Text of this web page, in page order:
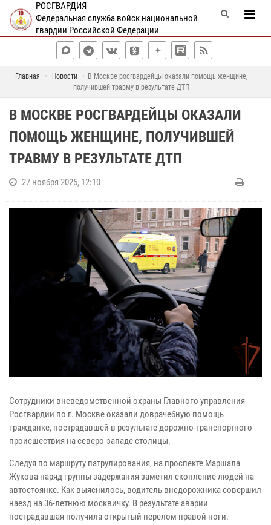
РОСГВАРДИЯ
Федеральная служба войск национальной
гвардии Российской Федерации
Главная Новости
В Москве росгвардейцы оказали помощь женщине,
получившей травму в результате ДТП
В МОСКВЕ РОСГВАРДЕЙЦЫ ОКАЗАЛИ
ПОМОЩЬ ЖЕНЩИНЕ, ПОЛУЧИВШЕЙ
ТРАВМУ В РЕЗУЛЬТАТЕ ДТП
27 ноября 2025, 12:10
Сотрудники вневедомственной охраны Главного управления
Росгвардии по г. Москве оказали доврачебную помощь
гражданке, пострадавшей в результате дорожно-транспортного
происшествия на северо-западе столицы.
Следуя по маршруту патрулирования, на проспекте Маршала
Жукова наряд группы задержания заметил скопление людей на
автостоянке. Как выяснилось, водитель внедорожника совершил
наезд на 36-летнюю москвичку. В результате аварии
пострадавшая получила открытый перелом правой ноги.